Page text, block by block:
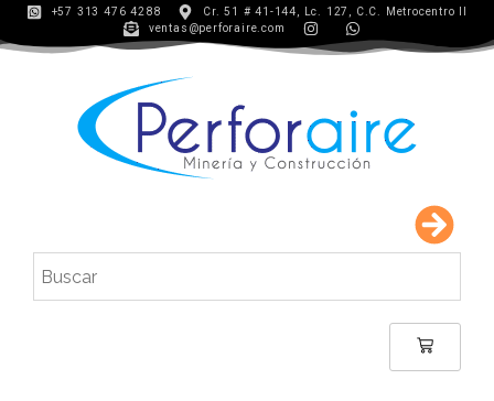
+57 313 476 4288
Cr. 51 # 41-144, Lc. 127, C.C. Metrocentro II
ventas@perforaire.com